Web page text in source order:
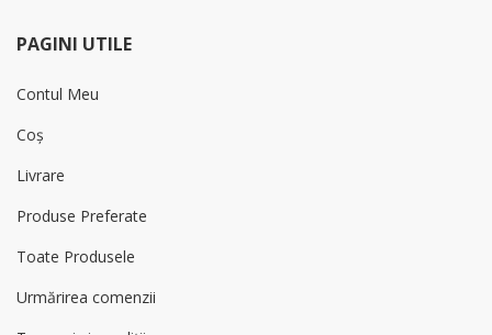
PAGINI UTILE
Contul Meu
Coș
Livrare
Produse Preferate
Toate Produsele
Urmărirea comenzii